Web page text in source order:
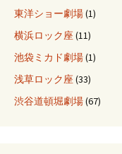
ン
東洋ショー劇場(1)
横浜ロック座 (11)
池袋ミカド劇場(1)
浅草ロック座 (33)
渋谷道頓堀劇場(67)